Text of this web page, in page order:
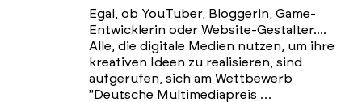
Egal, ob YouTuber, Bloggerin, Game-
Entwicklerin oder Website-Gestalter....
Alle, die digitale Medien nutzen, um ihre
kreativen Ideen zu realisieren, sind
aufgerufen, sich am Wettbewerb
"Deutsche Multimediapreis …